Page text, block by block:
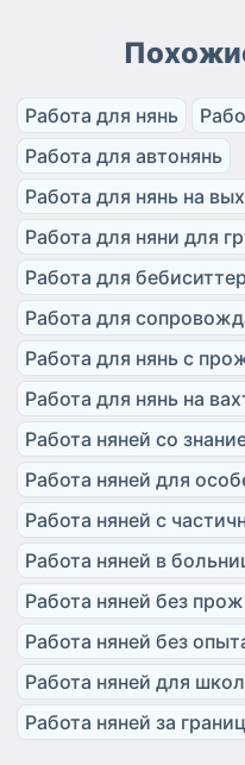
Работа для нянь
Работа для автонянь
Работа для нянь на
Работа для няни для
Работа для
Работа для
Работа для нянь с
Работа для нянь на
Работа няней со
Работа няней для
Работа няней с
Работа няней в
Работа няней без
Работа няней без
Работа няней для
Работа няней за